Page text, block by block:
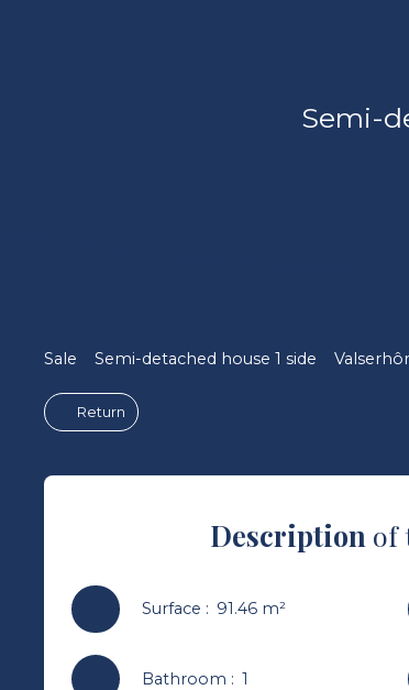
Semi-
Sale Semi-detached house 1 side
Return
Description of
Surface : 91.46 m²
Bathroom : 1